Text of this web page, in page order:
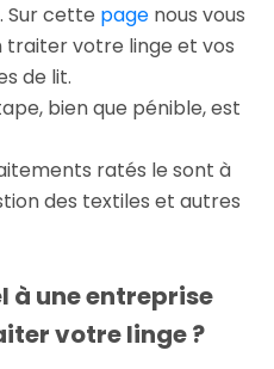
Sur cette page nous vous
votre linge et vos
de lit.
bien que pénible, est
ratés le sont à
des textiles et autres
à une entreprise
votre linge ?